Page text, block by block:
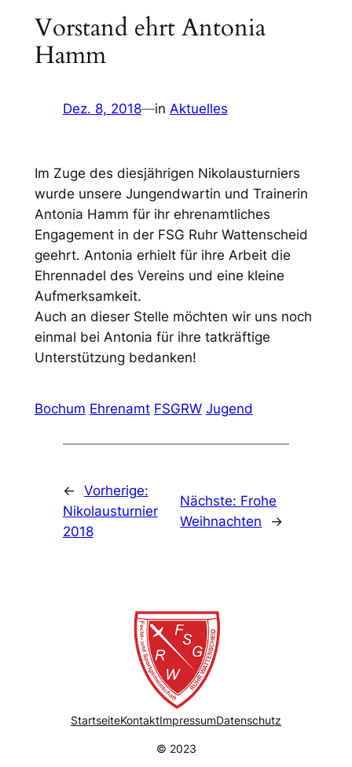
Vorstand ehrt Antonia
Hamm
Dez. 8, 2018—in Aktuelles
Im Zuge des diesjährigen Nikolausturniers
wurde unsere Jungendwartin und Trainerin
Antonia Hamm für ihr ehrenamtliches
Engagement in der FSG Ruhr Wattenscheid
geehrt. Antonia erhielt für ihre Arbeit die
Ehrennadel des Vereins und eine kleine
Aufmerksamkeit.
Auch an dieser Stelle möchten wir uns noch
einmal bei Antonia für ihre tatkräftige
Unterstützung bedanken!
Bochum Ehrenamt FSGRW Jugend
← Vorherige:
Nikolausturnier
2018
Nächste: Frohe
Weihnachten
→
StartseiteKontaktImpressumDatenschutz
© 2023